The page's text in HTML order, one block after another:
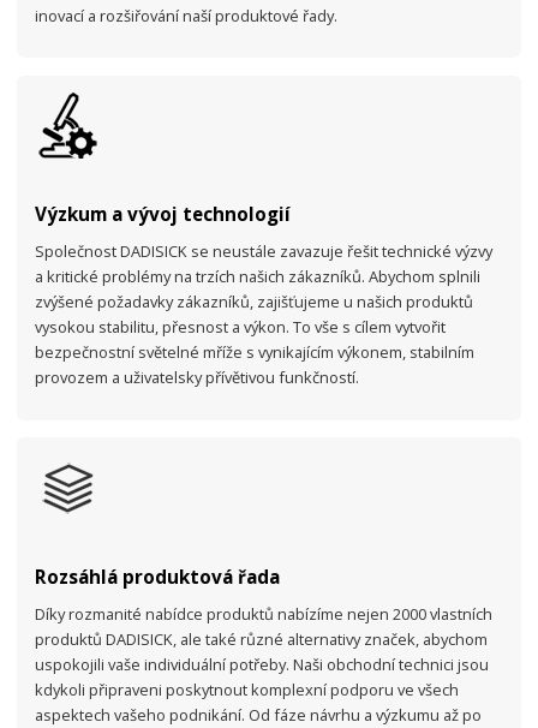
inovací a rozšiřování naší produktové řady.
Výzkum a vývoj technologií
Společnost DADISICK se neustále zavazuje řešit technické výzvy
a kritické problémy na trzích našich zákazníků. Abychom splnili
zvýšené požadavky zákazníků, zajišťujeme u našich produktů
vysokou stabilitu, přesnost a výkon. To vše s cílem vytvořit
bezpečnostní světelné mříže s vynikajícím výkonem, stabilním
provozem a uživatelsky přívětivou funkčností.
Rozsáhlá produktová řada
Díky rozmanité nabídce produktů nabízíme nejen 2000 vlastních
produktů DADISICK, ale také různé alternativy značek, abychom
uspokojili vaše individuální potřeby. Naši obchodní technici jsou
kdykoli připraveni poskytnout komplexní podporu ve všech
aspektech vašeho podnikání. Od fáze návrhu a výzkumu až po